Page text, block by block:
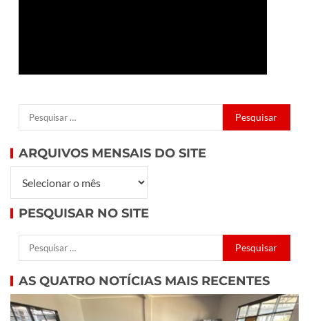
ARQUIVOS MENSAIS DO SITE
PESQUISAR NO SITE
AS QUATRO NOTÍCIAS MAIS RECENTES